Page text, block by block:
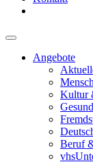
Angebote
Kultur
Beruf